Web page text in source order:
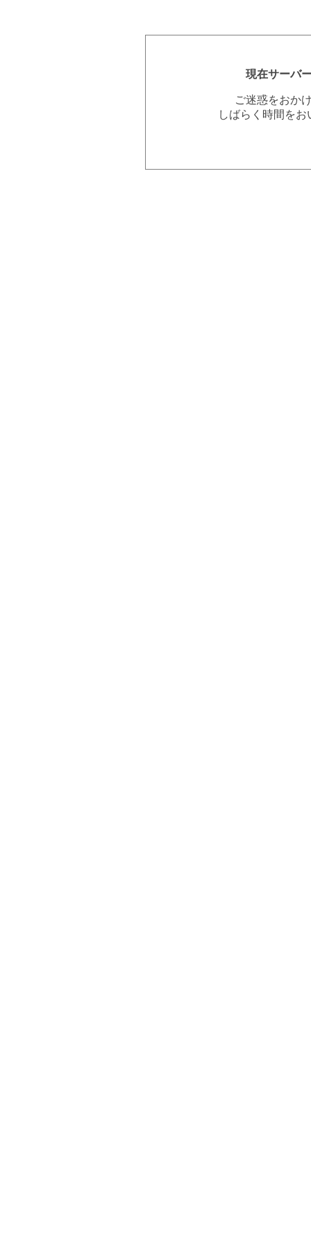
現在サーバ
ご迷惑をおか
しばらく時間を